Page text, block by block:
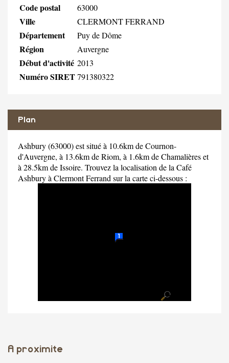
Code postal 63000
Ville CLERMONT FERRAND
Département Puy de Dôme
Région Auvergne
Début d'activité 2013
Numéro SIRET791380322
Plan
Ashbury (63000) est situé à 10.6km de Cournon-
d'Auvergne, à 13.6km de Riom, à 1.6km de Chamalières et
à 28.5km de Issoire. Trouvez la localisation de la Café
Ashbury à Clermont Ferrand sur la carte ci-dessous :
A proximite